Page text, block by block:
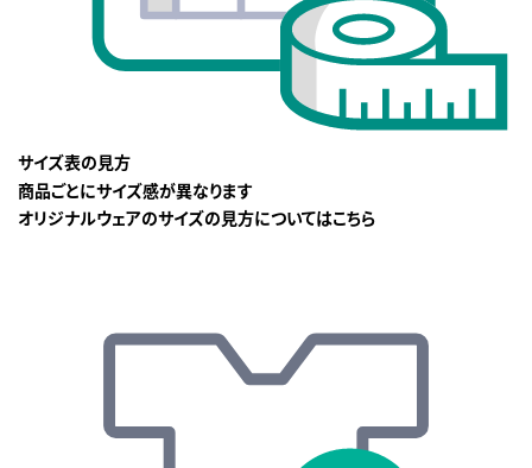
サイズ表の見方
商品ごとにサイズ感が異なります
オリジナルウェアのサイズの見方についてはこちら